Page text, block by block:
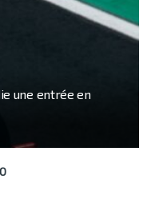
une entrée en